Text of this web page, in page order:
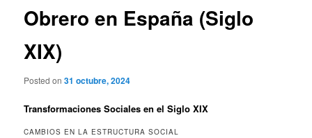
Obrero en España (Siglo
XIX)
Posted on31 octubre, 2024
Transformaciones Sociales en el Siglo XIX
CAMBIOS EN LA ESTRUCTURA SOCIAL